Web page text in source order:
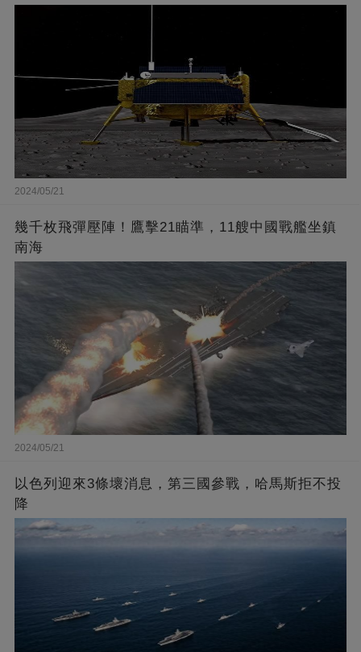
2024/05/21
幾千枚飛彈壓陣！鷹擊21瞄準，11艘中國戰艦坐鎮
南海
2024/05/21
以色列迎來3條壞消息，第三國參戰，哈馬斯拒不投
降